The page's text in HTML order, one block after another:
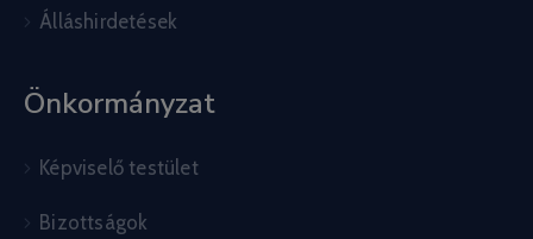
Álláshirdetések
Önkormányzat
Képviselő testület
Bizottságok